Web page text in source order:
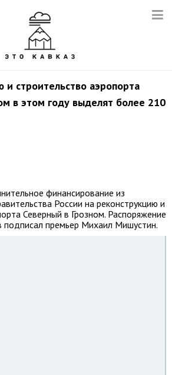
и строительство аэропорта
в этом году выделят более 210
финансирование из
России на реконструкцию и
Северный в Грозном. Распоряжение
подписал премьер Михаил Мишустин.